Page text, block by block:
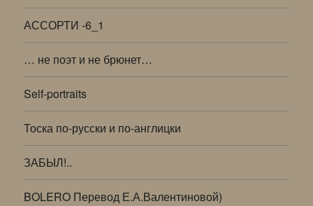
АССОРТИ -6_1
… не поэт и не брюнет…
Self-portraits
Тоска по-русски и по-англицки
ЗАБЫЛ!..
BOLERO Перевод Е.А.Валентиновой)